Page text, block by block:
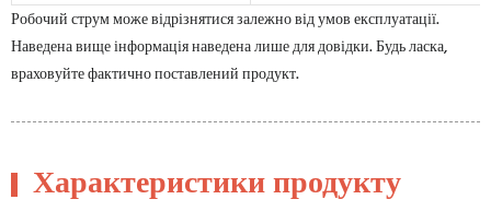
Робочий струм може відрізнятися залежно від умов експлуатації.
Наведена вище інформація наведена лише для довідки. Будь ласка,
враховуйте фактично поставлений продукт.
Характеристики продукту